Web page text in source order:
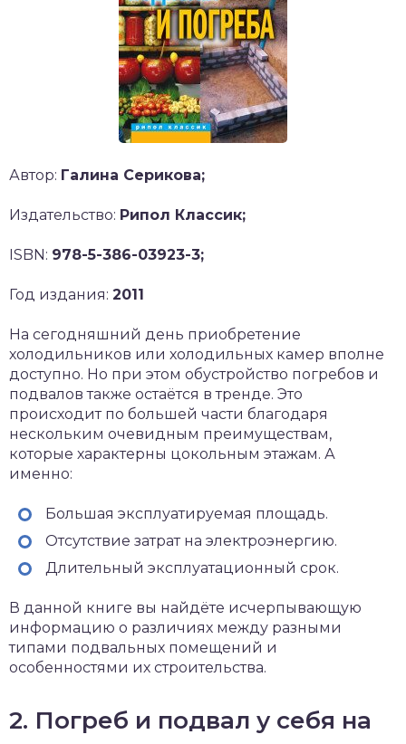
Автор: Галина Серикова;
Издательство: Рипол Классик;
ISBN: 978-5-386-03923-3;
Год издания: 2011
На сегодняшний день приобретение
холодильников или холодильных камер вполне
доступно. Но при этом обустройство погребов и
подвалов также остаётся в тренде. Это
происходит по большей части благодаря
нескольким очевидным преимуществам,
которые характерны цокольным этажам. А
именно:
Большая эксплуатируемая площадь.
Отсутствие затрат на электроэнергию.
Длительный эксплуатационный срок.
В данной книге вы найдёте исчерпывающую
информацию о различиях между разными
типами подвальных помещений и
особенностями их строительства.
2. Погреб и подвал у себя на